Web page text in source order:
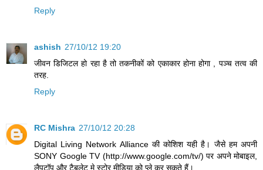
Reply
ashish 27/10/12 19:20
जीवन डिजिटल हो रहा है तो तकनीकों को एकाकार होना होगा , पञ्च तत्व की
तरह.
Reply
RC Mishra 27/10/12 20:28
Digital Living Network Alliance की कोशिश यही है। जैसे हम अपनी
SONY Google TV (http://www.google.com/tv/) पर अपने मोबाइल,
लैपटॉप और टैबलेट मे स्टोर मीडिया को प्ले कर सकते हैं।